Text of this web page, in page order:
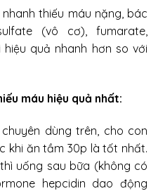
thiếu máu nặng, bác
(vô cơ), fumarate,
quả nhanh hơn so với
máu hiệu quả nhất:
dùng trên, cho con
khi ăn tầm 30p là tốt nhất.
uống sau bữa (không có
hepcidin dao động